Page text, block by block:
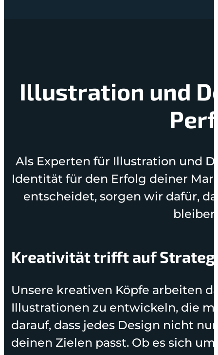
Illustration und
Als Experten für Illustration und
Identität für den Erfolg deiner
entscheidet, sorgen wir dafür,
Kreativität trifft auf
Unsere kreativen Köpfe arbeiten
Illustrationen zu entwickeln, die
darauf, dass jedes Design nicht
deinen Zielen passt. Ob es sich